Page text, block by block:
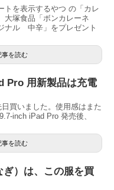
トを表示するやつ の「カレ
大塚食品「ボンカレーネ
ナル 中辛」をプレゼント
事を読む
Pro 用新製品は充電
買いました。使用感はまた
inch iPad Pro 発売後、
事を読む
）は、この服を買